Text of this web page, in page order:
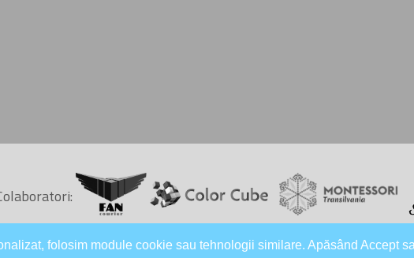
folosim module cookie sau tehnologii similare. Apăsând Accept